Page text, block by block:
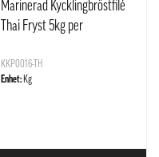
Marinerad Kycklingbröstfilé
Thai Fryst 5kg per
prissät
KKP0016-TH
Enhet: Kg